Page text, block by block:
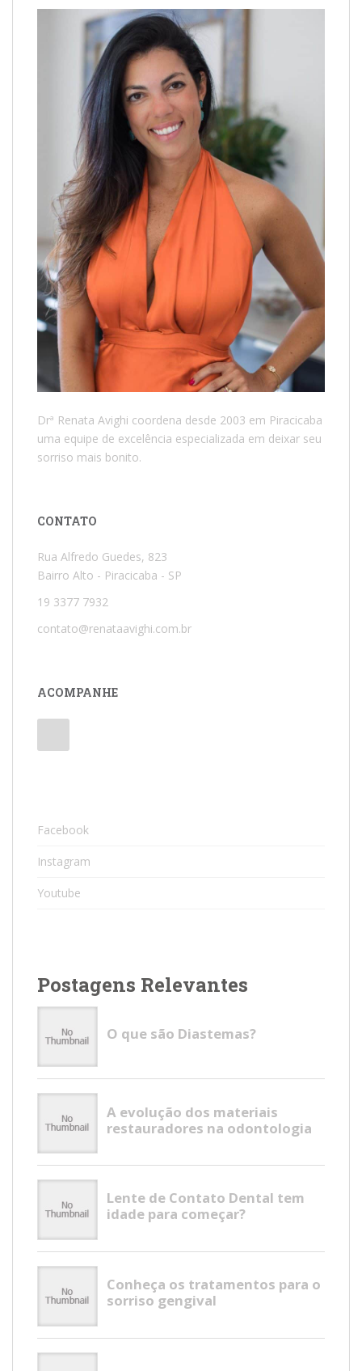
Drª Renata Avighi coordena desde 2003 em Piracicaba
uma equipe de excelência especializada em deixar seu
sorriso mais bonito.
CONTATO
Rua Alfredo Guedes, 823
Bairro Alto - Piracicaba - SP
19 3377 7932
contato@renataavighi.com.br
ACOMPANHE
Facebook
Instagram
Youtube
Postagens Relevantes